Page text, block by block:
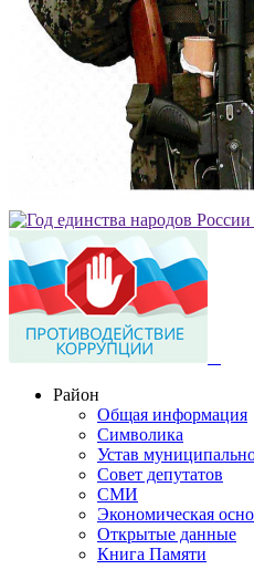
Район
Общая информация
Символика
Устав
Совет депутатов
СМИ
Экономическая
Открытые данные
Книга Памяти